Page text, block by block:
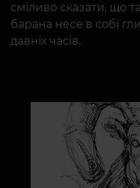
сміливо сказати, що
барана несе в собі
давніх часів.